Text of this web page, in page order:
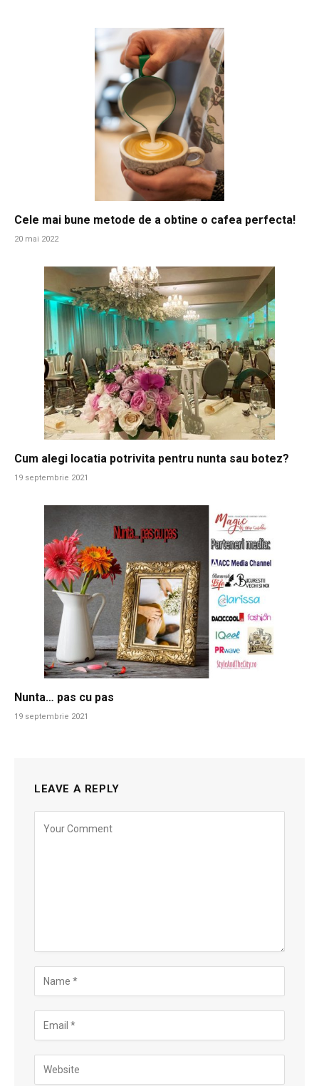
Cele mai bune metode de a obtine o cafea perfecta!
20 mai 2022
Cum alegi locatia potrivita pentru nunta sau botez?
19 septembrie 2021
Nunta… pas cu pas
19 septembrie 2021
LEAVE A REPLY